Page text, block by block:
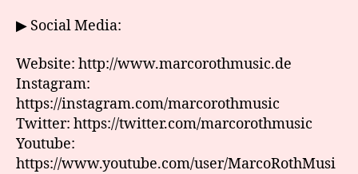
▶ Social Media:
Website: http://www.marcorothmusic.de
Instagram:
https://instagram.com/marcorothmusic
Twitter: https://twitter.com/marcorothmusic
Youtube:
https://www.youtube.com/user/MarcoRothMusi